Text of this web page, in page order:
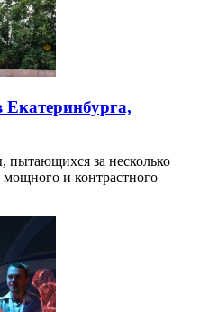
пытающихся за несколько
мощного и контрастного